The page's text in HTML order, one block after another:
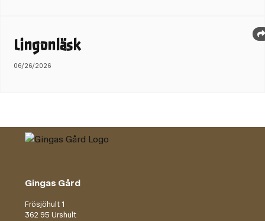
Lingonläsk
06/26/2026
Gingas Gård
Frösjöhult 1
362 95 Urshult